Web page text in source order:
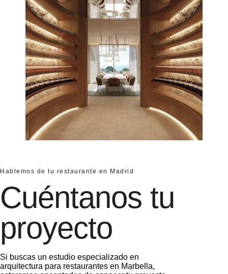
Hablemos de tu restaurante en Madrid
Cuéntanos tu
proyecto
Si buscas un estudio especializado en
arquitectura para restaurantes en Marbella,
estaremos encantados de conocer tu proyecto.
mejoren la experiencia del cliente y respondan a
Nom*
Téléphone*